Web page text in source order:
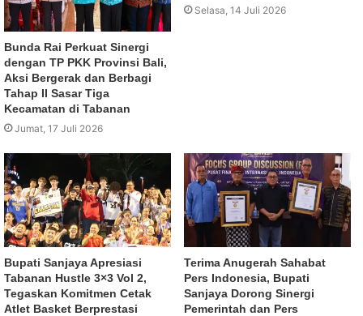
Bunda Rai Perkuat Sinergi
dengan TP PKK Provinsi Bali,
Aksi Bergerak dan Berbagi
Tahap II Sasar Tiga
Kecamatan di Tabanan
Jumat, 17 Juli 2026
Selasa, 14 Juli 2026
Bupati Sanjaya Apresiasi
Tabanan Hustle 3×3 Vol 2,
Tegaskan Komitmen Cetak
Atlet Basket Berprestasi
Terima Anugerah Sahabat
Pers Indonesia, Bupati
Sanjaya Dorong Sinergi
Pemerintah dan Pers